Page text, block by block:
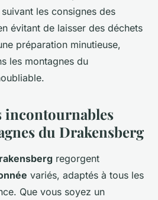
les consignes des
évitant de laisser des déchets
préparation minutieuse,
les montagnes du
incontournables
du Drakensberg
regorgent
variés, adaptés à tous les
Que vous soyez un